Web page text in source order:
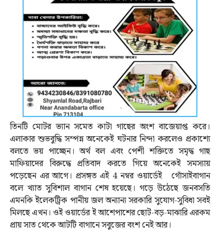
তিনটি মোটর ভ্যান সমেত কাটা গাছের অংশ বাজেয়াপ্ত করে।
এলাকার শুভবুদ্ধি সম্পন্ন অনেকেই ঘটনার নিন্দা করলেও প্রকাশ্যে
বলতে ভয় পাচ্ছেন। অর্থ বল এবং পেশী শক্তিতে সমৃদ্ধ গাছ
মাফিয়াদের বিরুদ্ধে প্রতিবাদ করতে গিয়ে অনেকেই সমস্যায়
পড়েছেন এর আগে। প্রসঙ্গত এই 4 নম্বর ওয়ার্ডেই গোঁসাইবাগান
বলে খ্যাত সুবিশাল বাগান শেষ হয়েছে। গড়ে উঠেছে জনবসতি
এমনকি ইলেকট্রিক পানীয় জল অন্যান্য সরকারি সুযোগ-সুবিধা সবই
মিলছে এখন। ওই ওয়ার্ডের ই আশেপাশের ছোট-বড়-মাঝারি এরকম
প্রায় সাত থেকে আটটি বাগানে সবুজের বংশ নেই আর।